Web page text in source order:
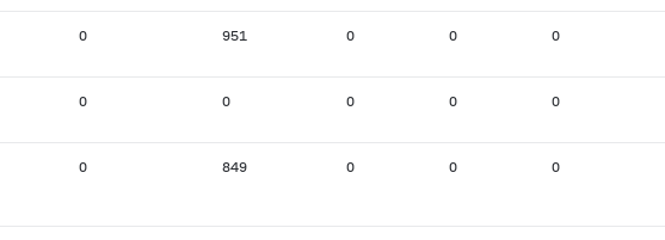
0 951 0 0 0
0 0 0 0 0
0 849 0 0 0